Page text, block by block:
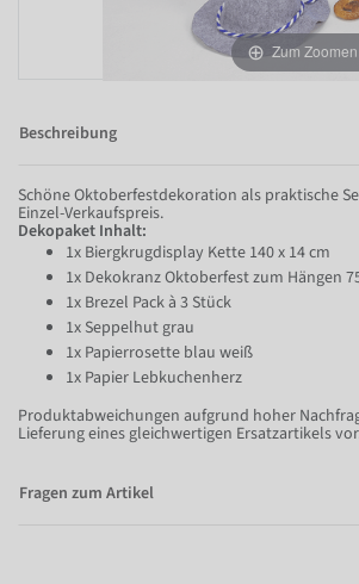
Zum
Beschreibung
Schöne Oktoberfestdekoration als praktische
Einzel-Verkaufspreis.
Dekopaket Inhalt:
1x Biergkrugdisplay Kette 140 x 14 cm
1x Dekokranz Oktoberfest zum Hängen
1x Brezel Pack à 3 Stück
1x Seppelhut grau
1x Papierrosette blau weiß
1x Papier Lebkuchenherz
Produktabweichungen aufgrund hoher
Lieferung eines gleichwertigen Ersatzartikels
Fragen zum Artikel